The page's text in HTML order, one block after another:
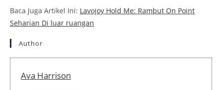
Baca Juga Artikel Ini: Lavojoy Hold Me: Rambut On Point
Seharian Di luar ruangan
Author
Ava Harrison